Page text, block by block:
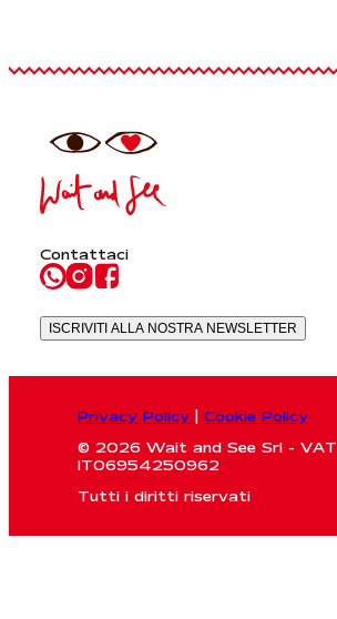
Contattaci
ISCRIVITI ALLA NOSTRA NEWSLETTER
Privacy Policy
Cookie Policy
© 2026 Wait and See Srl - VAT
IT06954250962
Tutti i diritti riservati